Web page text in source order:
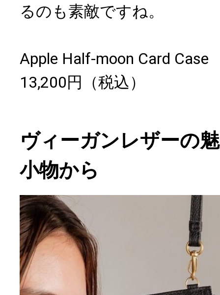
るのも素敵ですね。
Apple Half-moon Card Case
13,200円（税込）
ヴィーガンレザーの
小物から